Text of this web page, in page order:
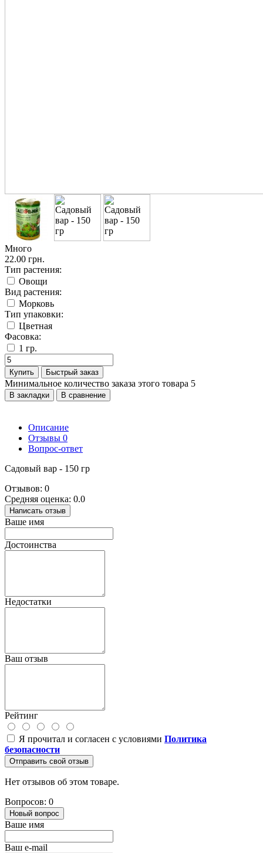
Много
22.00 грн.
Тип растения:
Овощи
Вид растения:
Морковь
Тип упаковки:
Цветная
Фасовка:
1 гр.
Купить Быстрый заказ
Минимальное количество заказа этого товара 5
В закладки В сравнение
Описание
Отзывы 0
Вопрос-ответ
Садовый вар - 150 гр
Отзывов: 0
Средняя оценка: 0.0
Написать отзыв
Ваше имя
Достоинства
Недостатки
Ваш отзыв
Рейтинг
Я прочитал и согласен с условиями Политика
безопасности
Отправить свой отзыв
Нет отзывов об этом товаре.
Вопросов: 0
Новый вопрос
Ваше имя
Ваш e-mail